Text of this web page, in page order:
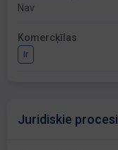
Nav
Komercķīlas
Ir
Juridiskie procesi